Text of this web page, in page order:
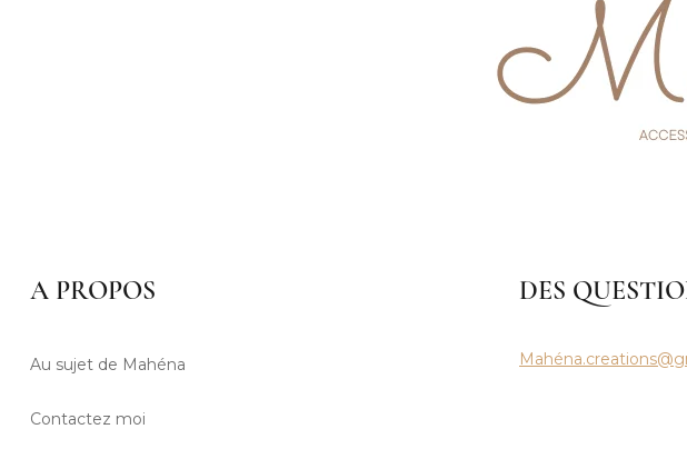
A PROPOS
Au sujet de Mahéna
Contactez moi
DES